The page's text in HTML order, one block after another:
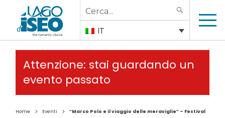
Search
for:
IT
Attenzione: stai guardando un
evento passato
Home > Eventi > “Marco Polo e il viaggio delle meraviglie” – Festival